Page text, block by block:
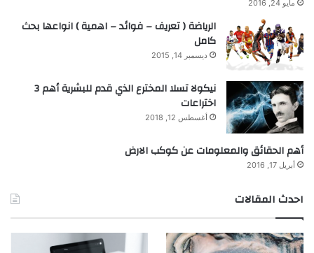
مايو 24, 2016
الرياضة ( تعريف – فوائد – اهمية ) انواعها بحث
كامل
ديسمبر 14, 2015
نيكولا تسلا المخترع الذي قدم للبشرية أهم 3
اختراعات
أغسطس 12, 2018
أهم الحقائق والمعلومات عن كوكب الارض
أبريل 17, 2016
احدث المقالات